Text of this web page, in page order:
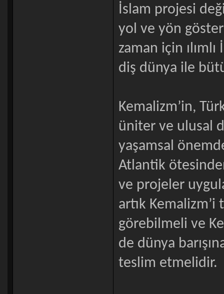
İslam projesi
yol ve yön
zaman için
diş dünya ile
Kemalizm’in,
üniter ve ulusal
yaşamsal
Atlantik
ve projeler
artık
görebilmeli ve
de dünya
teslim etmelidir.